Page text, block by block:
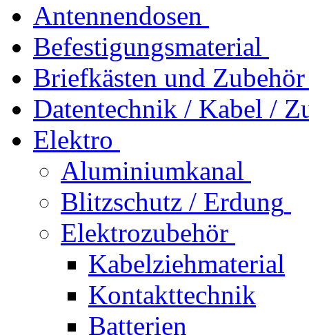
Antennendosen
Befestigungsmaterial
Briefkästen und Zubehör
Datentechnik / Kabel /
Elektro
Aluminiumkanal
Blitzschutz / Erdung
Elektrozubehör
Kabelziehmaterial
Kontakttechnik
Batterien